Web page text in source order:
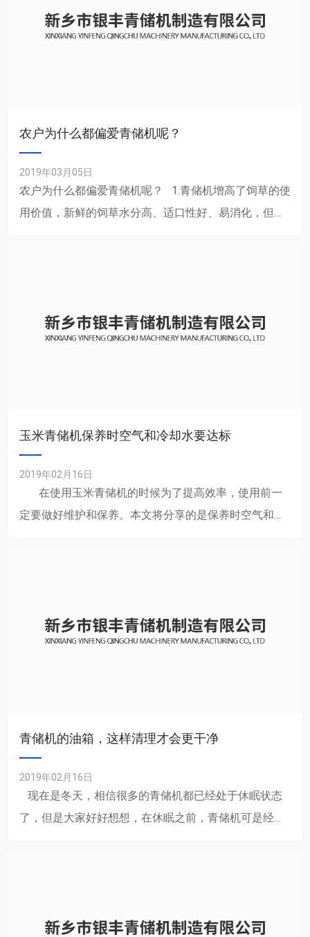
农户为什么都偏爱青储机呢？
2019年03月05日
农户为什么都偏爱青储机呢？ 1.青储机增高了饲草的使
用价值，新鲜的饲草水分高、适口性好、易消化，但不
玉米青储机保养时空气和冷却水要达标
2019年02月16日
在使用玉米青储机的时候为了提高效率，使用前一
定要做好维护和保养。本文将分享的是保养时空气和冷
青储机的油箱，这样清理才会更干净
2019年02月16日
现在是冬天，相信很多的青储机都已经处于休眠状态
了，但是大家好好想想，在休眠之前，青储机可是经历